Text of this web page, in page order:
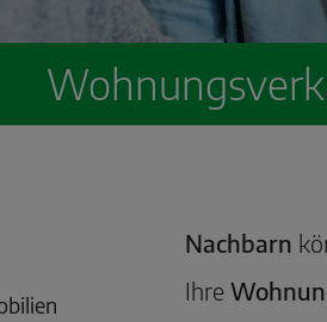
Nachbarn
Ihre